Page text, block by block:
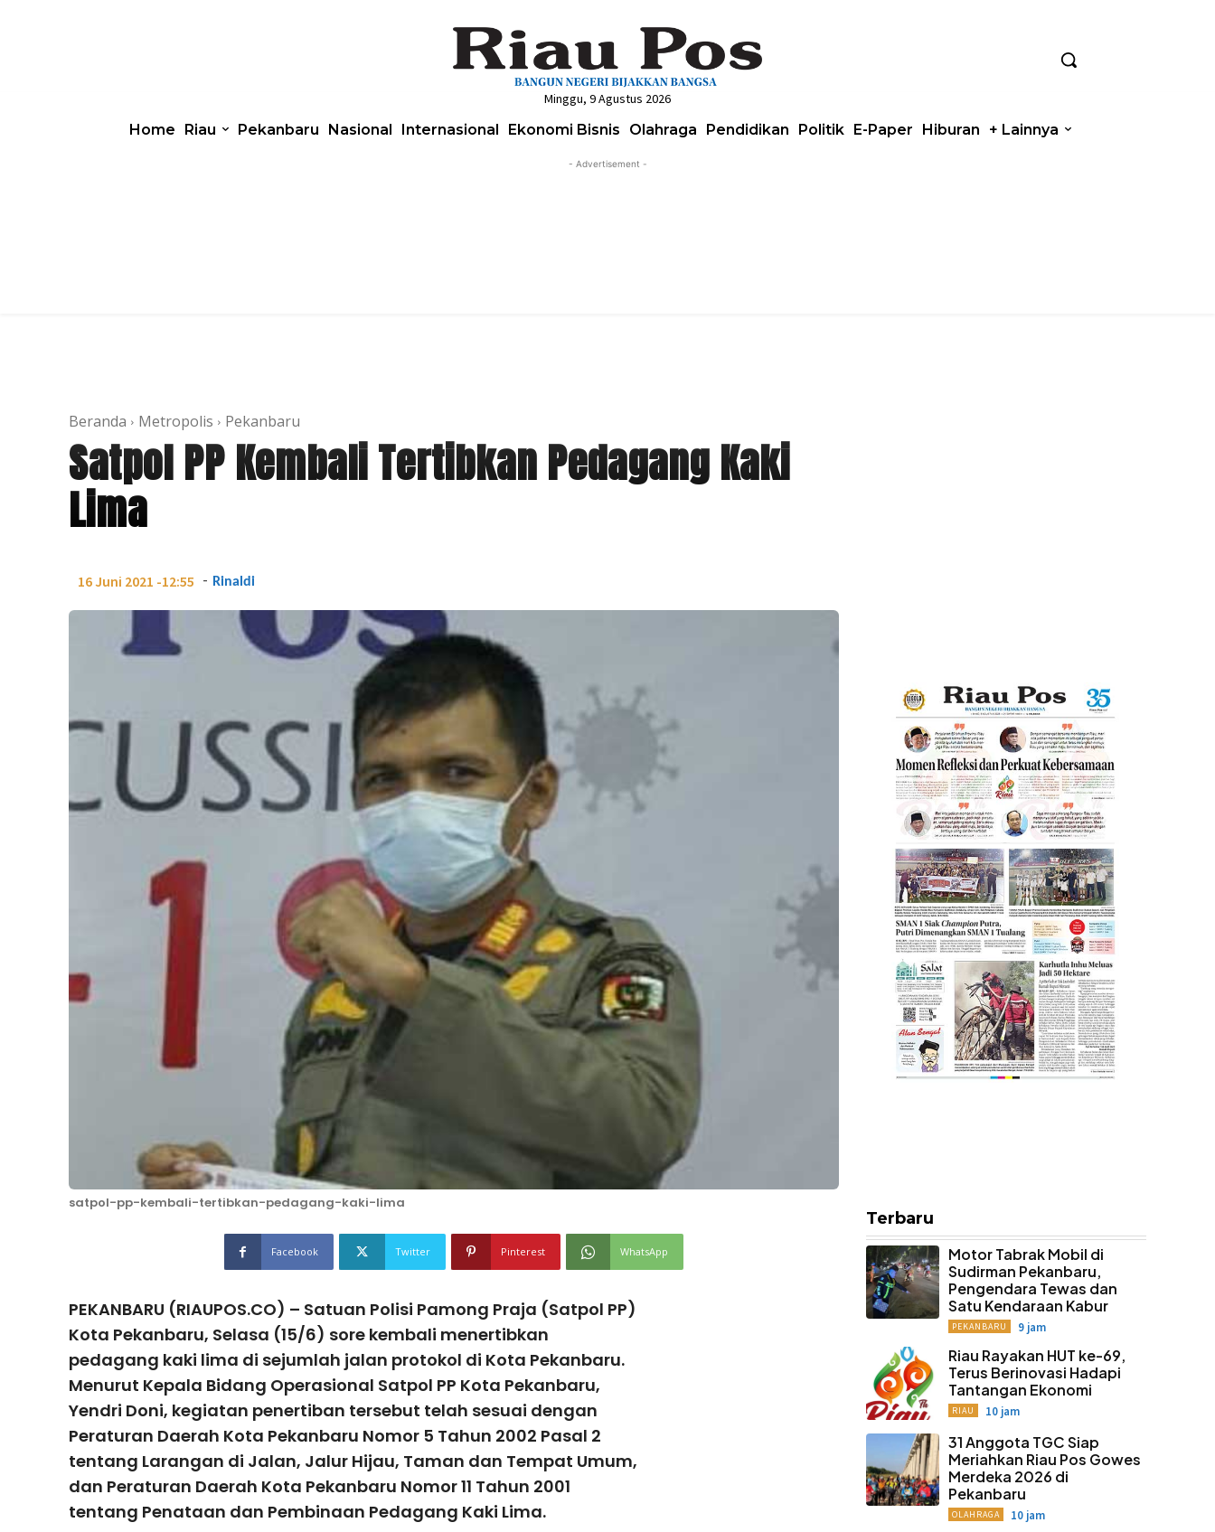
Minggu, 9 Agustus 2026
Home Riau Pekanbaru Nasional Internasional Ekonomi Bisnis Olahraga Pendidikan Politik E-Paper Hiburan + Lainnya
- Advertisement -
Beranda Metropolis Pekanbaru
Satpol PP Kembali Tertibkan Pedagang Kaki
Lima
16 Juni 2021 -12:55 - Rinaldi
satpol-pp-kembali-tertibkan-pedagang-kaki-lima
Facebook Twitter Pinterest WhatsApp
PEKANBARU (RIAUPOS.CO) – Satuan Polisi Pamong Praja (Satpol PP)
Kota Pekanbaru, Selasa (15/6) sore kembali menertibkan
pedagang kaki lima di sejumlah jalan protokol di Kota Pekanbaru.
Menurut Kepala Bidang Operasional Satpol PP Kota Pekanbaru,
Yendri Doni, kegiatan penertiban tersebut telah sesuai dengan
Peraturan Daerah Kota Pekanbaru Nomor 5 Tahun 2002 Pasal 2
tentang Larangan di Jalan, Jalur Hijau, Taman dan Tempat Umum,
dan Peraturan Daerah Kota Pekanbaru Nomor 11 Tahun 2001
tentang Penataan dan Pembinaan Pedagang Kaki Lima.
Terbaru
Motor Tabrak Mobil di
Sudirman Pekanbaru,
Pengendara Tewas dan
Satu Kendaraan Kabur
PEKANBARU 9 jam
Riau Rayakan HUT ke-69,
Terus Berinovasi Hadapi
Tantangan Ekonomi
RIAU 10 jam
31 Anggota TGC Siap
Meriahkan Riau Pos Gowes
Merdeka 2026 di
Pekanbaru
OLAHRAGA 10 jam